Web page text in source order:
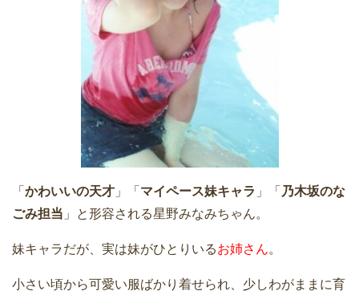
「 かわいいの天才 」「 マイペース妹キャラ 」「 乃木坂のな
ごみ担当 」と形容される星野みなみちゃん。
妹キャラだが、実は妹がひとりいるお姉さん。
小さい頃から可愛い服ばかり着せられ、少しわがままに育